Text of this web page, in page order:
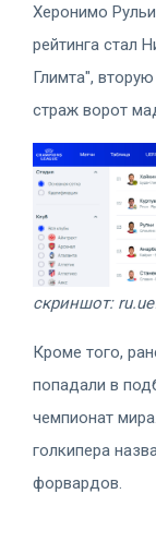
Херонимо
рейтинга стал
Глимта",
страж ворот
скриншот:
Кроме того,
попадали в
чемпионат
голкипера
форвардов.